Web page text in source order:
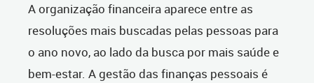
A organização financeira aparece entre as
resoluções mais buscadas pelas pessoas para
o ano novo, ao lado da busca por mais saúde e
bem-estar. A gestão das finanças pessoais é